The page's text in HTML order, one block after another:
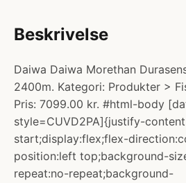
Beskrivelse
Daiwa Daiwa Morethan
2400m. Kategori: Produkter >
Pris: 7099.00 kr. #html-body
style=CUVD2PA]{justify-
start;display:flex;flex-
position:left top;background-
repeat:no-repeat;background-